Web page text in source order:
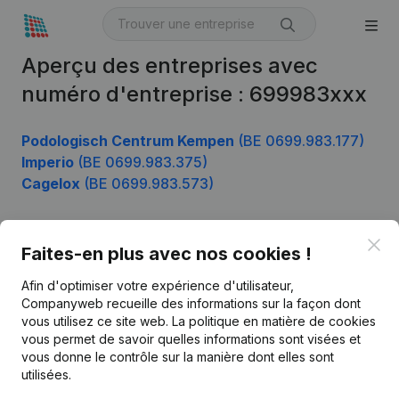
Aperçu des entreprises avec
numéro d'entreprise : 699983xxx
Podologisch Centrum Kempen (BE 0699.983.177)
Imperio (BE 0699.983.375)
Cagelox (BE 0699.983.573)
Faites-en plus avec nos cookies !
Afin d'optimiser votre expérience d'utilisateur,
Companyweb recueille des informations sur la façon dont
vous utilisez ce site web. La politique en matière de cookies
vous permet de savoir quelles informations sont visées et
vous donne le contrôle sur la manière dont elles sont
utilisées.
Français
Kantorenpark Everest
Produit
Informations d’entreprise
Monitoring
Recherche internationale